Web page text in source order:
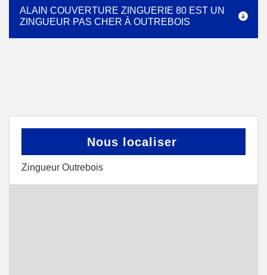
ALAIN COUVERTURE ZINGUERIE 80 EST UN
ZINGUEUR PAS CHER À OUTREBOIS
Nous localiser
Zingueur Outrebois